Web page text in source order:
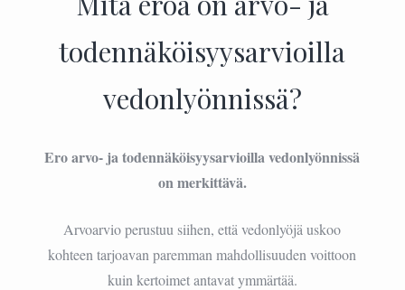
todennäköisyysarvioilla
vedonlyönnissä?
Ero arvo- ja todennäköisyysarvioilla vedonlyönnissä
on merkittävä.
Arvoarvio perustuu siihen, että vedonlyöjä uskoo
kohteen tarjoavan paremman mahdollisuuden voittoon
kuin kertoimet antavat ymmärtää.